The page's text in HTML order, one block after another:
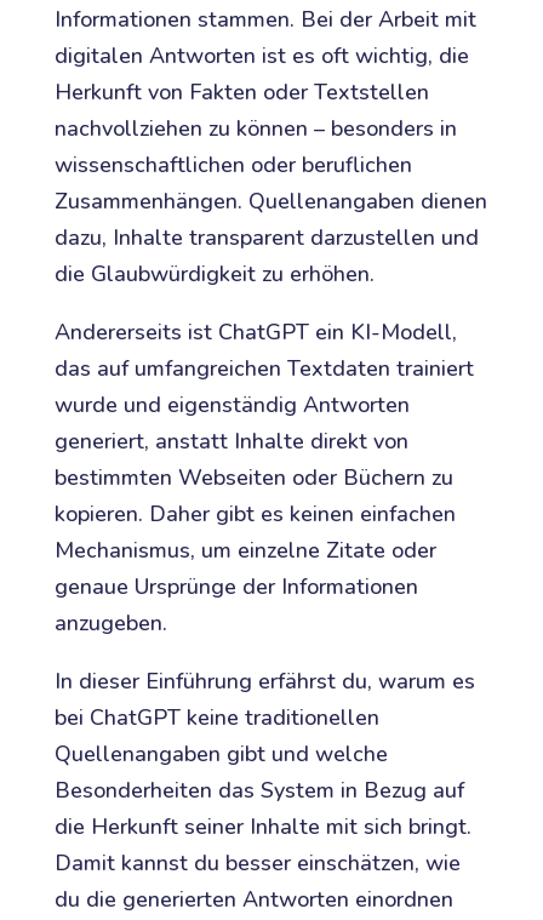
Informationen stammen. Bei der Arbeit mit
digitalen Antworten ist es oft wichtig, die
Herkunft von Fakten oder Textstellen
nachvollziehen zu können – besonders in
wissenschaftlichen oder beruflichen
Zusammenhängen. Quellenangaben dienen
dazu, Inhalte transparent darzustellen und
die Glaubwürdigkeit zu erhöhen.
Andererseits ist ChatGPT ein KI-Modell,
das auf umfangreichen Textdaten trainiert
wurde und eigenständig Antworten
generiert, anstatt Inhalte direkt von
bestimmten Webseiten oder Büchern zu
kopieren. Daher gibt es keinen einfachen
Mechanismus, um einzelne Zitate oder
genaue Ursprünge der Informationen
anzugeben.
In dieser Einführung erfährst du, warum es
bei ChatGPT keine traditionellen
Quellenangaben gibt und welche
Besonderheiten das System in Bezug auf
die Herkunft seiner Inhalte mit sich bringt.
Damit kannst du besser einschätzen, wie
du die generierten Antworten einordnen